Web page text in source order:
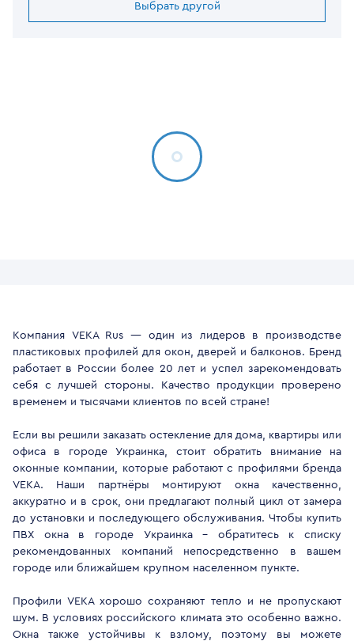
Выбрать другой
Компания VEKA Rus — один из лидеров в производстве
пластиковых профилей для окон, дверей и балконов. Бренд
работает в России более 20 лет и успел зарекомендовать
себя с лучшей стороны. Качество продукции проверено
временем и тысячами клиентов по всей стране!
Если вы решили заказать остекление для дома, квартиры или
офиса в городе Украинка, стоит обратить внимание на
оконные компании, которые работают с профилями бренда
VEKA. Наши партнёры монтируют окна качественно,
аккуратно и в срок, они предлагают полный цикл от замера
до установки и последующего обслуживания. Чтобы купить
ПВХ окна в городе Украинка - обратитесь к списку
рекомендованных компаний непосредственно в вашем
городе или ближайшем крупном населенном пункте.
Профили VEKA хорошо сохраняют тепло и не пропускают
шум. В условиях российского климата это особенно важно.
Окна также устойчивы к взлому, поэтому вы можете